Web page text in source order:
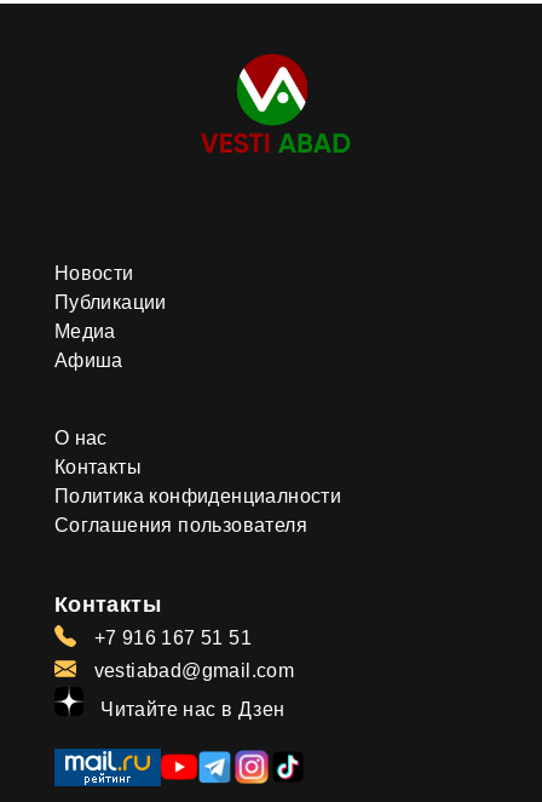
Новости
Публикации
Медиа
Афиша
О нас
Контакты
Политика конфиденциалности
Соглашения пользователя
Контакты
+7 916 167 51 51
vestiabad@gmail.com
Читайте нас в Дзен